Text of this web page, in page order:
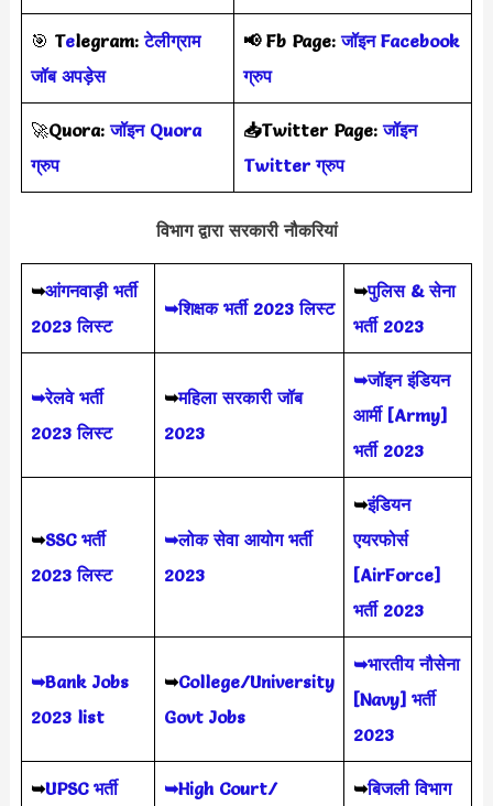
🎯 Telegram: टेलीग्राम
जॉब अपड़ेस
📢 Fb Page:जॉइन Facebook
ग्रुप
🚀Quora:जॉइन Quora
ग्रुप
📥Twitter Page:जॉइन
Twitter ग्रुप
विभाग द्वारा सरकारी नौकरियां
➥आंगनवाड़ी भर्ती
2023 लिस्ट
➥शिक्षक भर्ती 2023 लिस्ट
➥पुलिस & सेना
भर्ती 2023
➥रेलवे भर्ती
2023 लिस्ट
➥महिला सरकारी जॉब
2023
➥जॉइन इंडियन
आर्मी [Army]
भर्ती 2023
➥SSC भर्ती
2023 लिस्ट
➥लोक सेवा आयोग भर्ती
2023
➥इंडियन
एयरफोर्स
[AirForce]
भर्ती 2023
➥Bank Jobs
2023 list
➥College/University
Govt Jobs
➥भारतीय नौसेना
[Navy] भर्ती
2023
➥UPSC भर्ती
➥High Court/
➥बिजली विभाग